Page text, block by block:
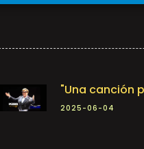
"Una canción
2025-06-04